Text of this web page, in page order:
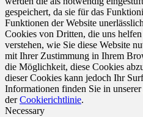
gespeichert, da sie für das
Funktionen der Website
Cookies von Dritten, die uns
verstehen, wie Sie diese Website
mit Ihrer Zustimmung in Ihrem
die Möglichkeit, diese Cookies
dieser Cookies kann jedoch Ihr
Informationen finden Sie in unserer
derCookierichtlinie.
Necessary